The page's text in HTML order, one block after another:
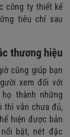
công ty thiết kế
tiêu chí sau
thương hiệu
cũng giúp bạn
xem đối với
thành những
thì vẫn chưa đủ,
hiện được bản
bật, nét đặc